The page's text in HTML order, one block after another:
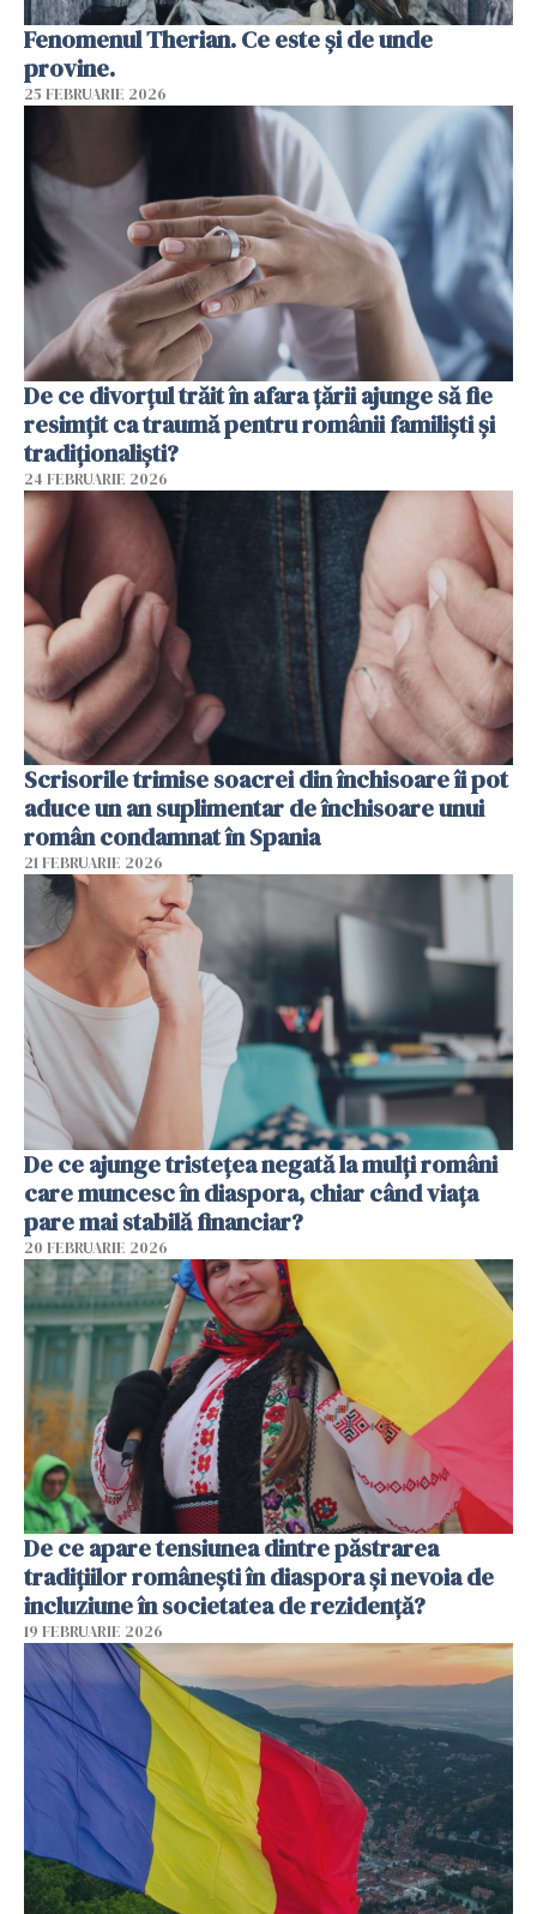
Fenomenul Therian. Ce este și de unde
provine.
25 FEBRUARIE 2026
De ce divorțul trăit în afara țării ajunge să fie
resimțit ca traumă pentru românii familiști și
tradiționaliști?
24 FEBRUARIE 2026
Scrisorile trimise soacrei din închisoare îi pot
aduce un an suplimentar de închisoare unui
român condamnat în Spania
21 FEBRUARIE 2026
De ce ajunge tristețea negată la mulți români
care muncesc în diaspora, chiar când viața
pare mai stabilă financiar?
20 FEBRUARIE 2026
De ce apare tensiunea dintre păstrarea
tradițiilor românești în diaspora și nevoia de
incluziune în societatea de rezidență?
19 FEBRUARIE 2026